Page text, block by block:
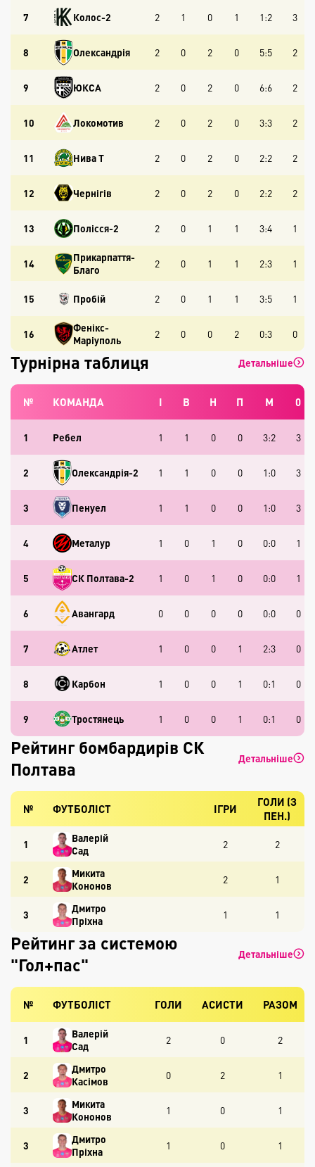
7 Колос-2 2 1 0 1 1:2 3
8 Олександрія 2 0 2 0 5:5 2
9 ЮКСА 2 0 2 0 6:6 2
10 Локомотив 2 0 2 0 3:3 2
11 Нива Т 2 0 2 0 2:2 2
12 Чернігів 2 0 2 0 2:2 2
13 Полісся-2 2 0 1 1 3:4 1
14
Прикарпаття-
Благо
2 0 1 1 2:3 1
15 Пробій 2 0 1 1 3:5 1
16
Фенікс-
Маріуполь
2 0 0 2 0:3 0
Турнірна таблиця Детальніше
№ КОМАНДА І В Н П М 0
1 Ребел 1 1 0 0 3:2 3
2 Олександрія-2 1 1 0 0 1:0 3
3 Пенуел 1 1 0 0 1:0 3
4 Металур 1 0 1 0 0:0 1
5 СК Полтава-2 1 0 1 0 0:0 1
6 Авангард 0 0 0 0 0:0 0
7 Атлет 1 0 0 1 2:3 0
8 Карбон 1 0 0 1 0:1 0
9 Тростянець 1 0 0 1 0:1 0
Рейтинг бомбардирів СК
Полтава
Детальніше
№ ФУТБОЛІСТ ІГРИ
ГОЛИ (З
ПЕН.)
1
Валерій
Сад
2 2
2
Микита
Кононов
2 1
3
Дмитро
Пріхна
1 1
Рейтинг за системою
"Гол+пас"
Детальніше
№ ФУТБОЛІСТ ГОЛИ АСИСТИ РАЗОМ
1
Валерій
Сад
2 0 2
2
Дмитро
Касімов
0 2 1
3
Микита
Кононов
1 0 1
3
Дмитро
Пріхна
1 0 1